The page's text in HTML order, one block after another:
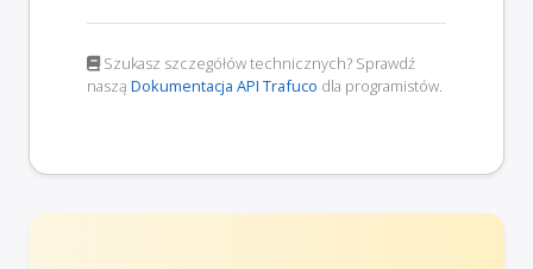
Szukasz szczegółów technicznych? Sprawdź
naszą Dokumentacja API Trafuco dla programistów.